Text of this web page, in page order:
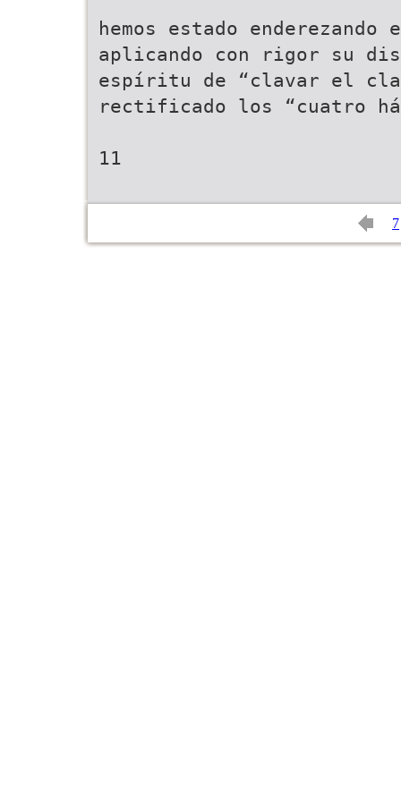
hemos estado
aplicando con rigor su
espíritu de “clavar el
rectificado los “cuatro
11
7